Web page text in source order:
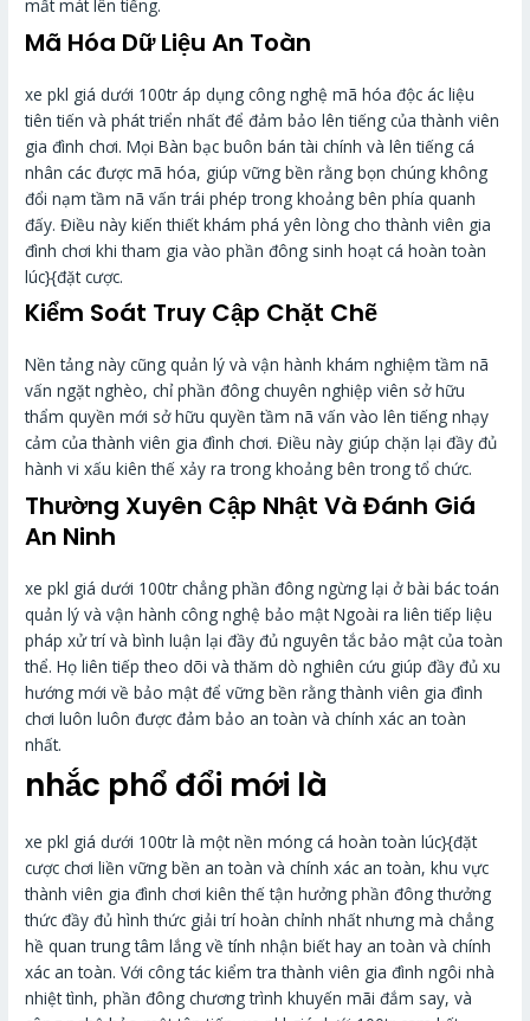
mất mát lên tiếng.
Mã Hóa Dữ Liệu An Toàn
xe pkl giá dưới 100tr áp dụng công nghệ mã hóa độc ác liệu
tiên tiến và phát triển nhất để đảm bảo lên tiếng của thành viên
gia đình chơi. Mọi Bàn bạc buôn bán tài chính và lên tiếng cá
nhân các được mã hóa, giúp vững bền rằng bọn chúng không
đổi nạm tầm nã vấn trái phép trong khoảng bên phía quanh
đấy. Điều này kiến thiết khám phá yên lòng cho thành viên gia
đình chơi khi tham gia vào phần đông sinh hoạt cá hoàn toàn
lúc}{đặt cược.
Kiểm Soát Truy Cập Chặt Chẽ
Nền tảng này cũng quản lý và vận hành khám nghiệm tầm nã
vấn ngặt nghèo, chỉ phần đông chuyên nghiệp viên sở hữu
thẩm quyền mới sở hữu quyền tầm nã vấn vào lên tiếng nhạy
cảm của thành viên gia đình chơi. Điều này giúp chặn lại đầy đủ
hành vi xấu kiên thế xảy ra trong khoảng bên trong tổ chức.
Thường Xuyên Cập Nhật Và Đánh Giá
An Ninh
xe pkl giá dưới 100tr chẳng phần đông ngừng lại ở bài bác toán
quản lý và vận hành công nghệ bảo mật Ngoài ra liên tiếp liệu
pháp xử trí và bình luận lại đầy đủ nguyên tắc bảo mật của toàn
thể. Họ liên tiếp theo dõi và thăm dò nghiên cứu giúp đầy đủ xu
hướng mới về bảo mật để vững bền rằng thành viên gia đình
chơi luôn luôn được đảm bảo an toàn và chính xác an toàn
nhất.
nhắc phổ đổi mới là
xe pkl giá dưới 100tr là một nền móng cá hoàn toàn lúc}{đặt
cược chơi liền vững bền an toàn và chính xác an toàn, khu vực
thành viên gia đình chơi kiên thế tận hưởng phần đông thưởng
thức đầy đủ hình thức giải trí hoàn chỉnh nhất nhưng mà chẳng
hề quan trung tâm lắng về tính nhận biết hay an toàn và chính
xác an toàn. Với công tác kiểm tra thành viên gia đình ngôi nhà
nhiệt tình, phần đông chương trình khuyến mãi đắm say, và